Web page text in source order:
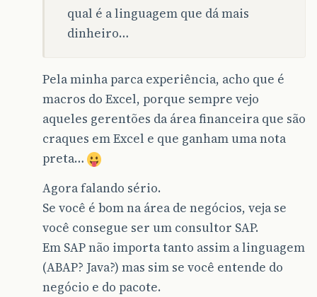
qual é a linguagem que dá mais
dinheiro…
Pela minha parca experiência, acho que é
macros do Excel, porque sempre vejo
aqueles gerentões da área financeira que são
craques em Excel e que ganham uma nota
preta…
Agora falando sério.
Se você é bom na área de negócios, veja se
você consegue ser um consultor SAP.
Em SAP não importa tanto assim a linguagem
(ABAP? Java?) mas sim se você entende do
negócio e do pacote.